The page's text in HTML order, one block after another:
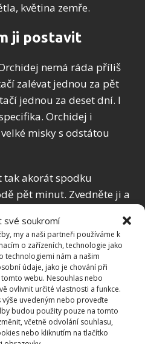
své soukromí
my a naši partneři používáme k
o zařízeních, technologie jako
technologiemi nám a našim
údaje, jako je chování při
webu. Nesouhlas nebo
ovlivnit určité vlastnosti a funkce.
uvedeným nebo proveďte
budou použity pouze na tomto
včetně odvolání souhlasu,
nebo kliknutím na tlačítko
květina zemře.
ji postavit
nemá ráda příliš
zalévat jednou za pět
jednou za deset dní. I
Orchidej i
misky s odstátou
tak akorát spodku
pět minut. Zvedněte ji a
rostlinu příliš tvrdá.
minerální vodu.
příliš mnoho ho škodí.
stavět na místo, kde
Nejlepší je ji postavit na
bude mít dostatek světla
příliš ostré. Pokud ji dáte